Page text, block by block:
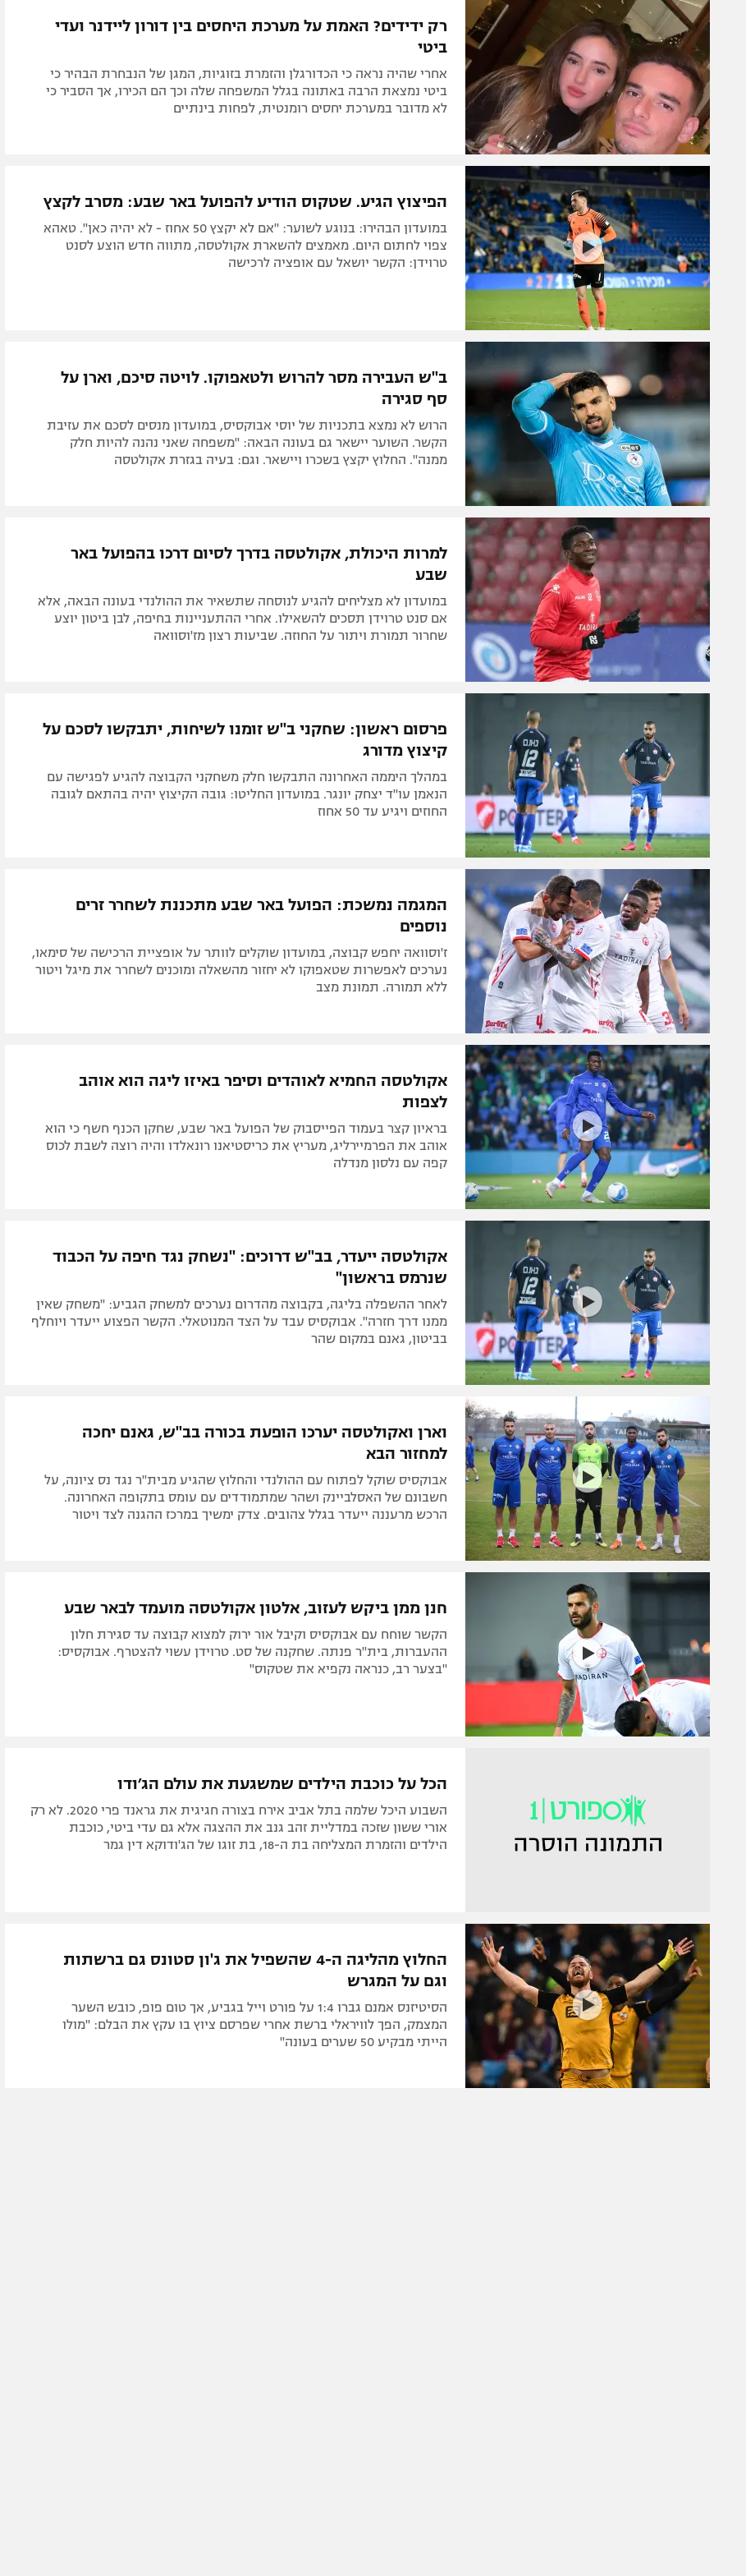
תקנון משתתפים וזוכים בפרסים
תקנון עבור פעילות אלקטרה
תקנון עבור פעילות ספורט 1 – "מרלן"
טניס
גיימינג E-Sports
תנאי שימוש
מדיניות פרטיות
תקנון פעילות ספורט 1
רשיון להקרנה פומבית לבית עסק
הצטרפות לחבילת הערוצים
לוח דרושים – ג'ובנט
תגיות
מכבי נתניה
בני יהודה
רק ידידים? האמת על מערכת היחסים בין דורון ליידנר ועדי
ביטי
אחרי שהיה נראה כי הכדורגלן והזמרת בזוגיות, המגן של הנבחרת הבהיר כי
ביטי נמצאת הרבה באתונה בגלל המשפחה שלה וכך הם הכירו, אך הסביר כי
לא מדובר במערכת יחסים רומנטית, לפחות בינתיים
הפיצוץ הגיע. שטקוס הודיע להפועל באר שבע: מסרב לקצץ
במועדון הבהירו: בנוגע לשוער: "אם לא יקצץ 50 אחוז - לא יהיה כאן". טאהא
צפוי לחתום היום. מאמצים להשארת אקולטסה, מתווה חדש הוצע לסנט
טרוידן: הקשר יושאל עם אופציה לרכישה
ב"ש העבירה מסר להרוש ולטאפוקו. לויטה סיכם, וארן על
סף סגירה
הרוש לא נמצא בתכניות של יוסי אבוקסיס, במועדון מנסים לסכם את עזיבת
הקשר. השוער יישאר גם בעונה הבאה: "משפחה שאני נהנה להיות חלק
ממנה". החלוץ יקצץ בשכרו ויישאר. וגם: בעיה בגזרת אקולטסה
למרות היכולת, אקולטסה בדרך לסיום דרכו בהפועל באר
שבע
במועדון לא מצליחים להגיע לנוסחה שתשאיר את ההולנדי בעונה הבאה, אלא
אם סנט טרוידן תסכים להשאילו. אחרי ההתעניינות בחיפה, לבן ביטון יוצע
שחרור תמורת ויתור על החוזה. שביעות רצון מז'וסוואה
פרסום ראשון: שחקני ב"ש זומנו לשיחות, יתבקשו לסכם על
קיצוץ מדורג
במהלך היממה האחרונה התבקשו חלק משחקני הקבוצה להגיע לפגישה עם
הנאמן עו"ד יצחק יונגר. במועדון החליטו: גובה הקיצוץ יהיה בהתאם לגובה
החוזים ויגיע עד 50 אחוז
המגמה נמשכת: הפועל באר שבע מתכננת לשחרר זרים
נוספים
ז'וסוואה יחפש קבוצה, במועדון שוקלים לוותר על אופציית הרכישה של סימאו,
נערכים לאפשרות שטאפוקו לא יחזור מהשאלה ומוכנים לשחרר את מיגל ויטור
ללא תמורה. תמונת מצב
אקולטסה החמיא לאוהדים וסיפר באיזו ליגה הוא אוהב
לצפות
בראיון קצר בעמוד הפייסבוק של הפועל באר שבע, שחקן הכנף חשף כי הוא
אוהב את הפרמיירליג, מעריץ את כריסטיאנו רונאלדו והיה רוצה לשבת לכוס
קפה עם נלסון מנדלה
אקולטסה ייעדר, בב"ש דרוכים: "נשחק נגד חיפה על הכבוד
שנרמס בראשון"
לאחר ההשפלה בליגה, בקבוצה מהדרום נערכים למשחק הגביע: "משחק שאין
ממנו דרך חזרה". אבוקסיס עבד על הצד המנוטאלי. הקשר הפצוע ייעדר ויוחלף
בביטון, גאנם במקום שהר
וארן ואקולטסה יערכו הופעת בכורה בב"ש, גאנם יחכה
למחזור הבא
אבוקסיס שוקל לפתוח עם ההולנדי והחלוץ שהגיע מבית"ר נגד נס ציונה, על
חשבונם של האסלביינק ושהר שמתמודדים עם עומס בתקופה האחרונה.
הרכש מרעננה ייעדר בגלל צהובים. צדק ימשיך במרכז ההגנה לצד ויטור
חנן ממן ביקש לעזוב, אלטון אקולטסה מועמד לבאר שבע
הקשר שוחח עם אבוקסיס וקיבל אור ירוק למצוא קבוצה עד סגירת חלון
ההעברות, בית"ר פנתה. שחקנה של סט. טרוידן עשוי להצטרף. אבוקסיס:
"בצער רב, כנראה נקפיא את שטקוס"
הכל על כוכבת הילדים שמשגעת את עולם הג׳ודו
השבוע היכל שלמה בתל אביב אירח בצורה חגיגית את גראנד פרי 2020. לא רק
אורי ששון שזכה במדליית זהב גנב את ההצגה אלא גם עדי ביטי, כוכבת
הילדים והזמרת המצליחה בת ה-18, בת זוגו של הג'ודוקא דין גמר
החלוץ מהליגה ה-4 שהשפיל את ג'ון סטונס גם ברשתות
וגם על המגרש
הסיטיזנס אמנם גברו 1:4 על פורט וייל בגביע, אך טום פופ, כובש השער
המצמק, הפך לוויראלי ברשת אחרי שפרסם ציוץ בו עקץ את הבלם: "מולו
הייתי מבקיע 50 שערים בעונה"